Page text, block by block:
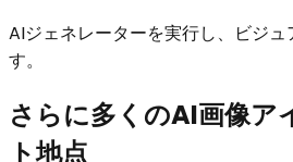
AIジェネレーターを実行し、ビジ
す。
さらに多くのAI画像ア
ト地点